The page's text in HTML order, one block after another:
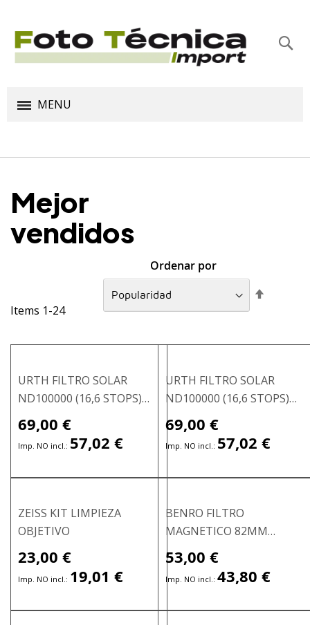
MENU
Mejor
vendidos
Items 1-24
Ordenar por
URTH FILTRO SOLAR
ND100000 (16,6 STOPS)
PLUS 77MM
69,00 €
57,02 €
URTH FILTRO SOLAR
ND100000 (16,6 STOPS)
PLUS 95MM
Precio
especial
69,00 €
57,02 €
ZEISS KIT LIMPIEZA
OBJETIVO
Precio
especial
23,00 €
19,01 €
BENRO FILTRO
MAGNETICO 82MM
ND100K IR 16.5STOP
Precio
especial
53,00 €
43,80 €